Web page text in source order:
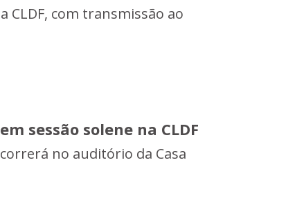
CLDF, com transmissão ao
sessão solene na CLDF
no auditório da Casa